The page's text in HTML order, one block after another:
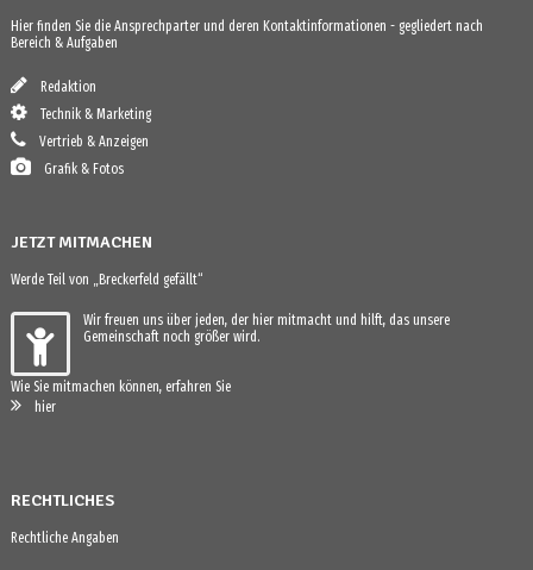
Hier finden Sie die Ansprechparter und deren Kontaktinformationen - gegliedert nach
Bereich & Aufgaben
Redaktion
Technik & Marketing
Vertrieb & Anzeigen
Grafik & Fotos
JETZT MITMACHEN
Werde Teil von „Breckerfeld gefällt“
Wir freuen uns über jeden, der hier mitmacht und hilft, das unsere
Gemeinschaft noch größer wird.
Wie Sie mitmachen können, erfahren Sie
hier
RECHTLICHES
Rechtliche Angaben